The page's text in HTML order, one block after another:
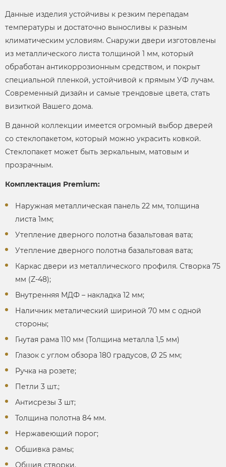
Данные изделия устойчивы к резким перепадам
температуры и достаточно выносливы к разным
климатическим условиям. Снаружи двери изготовлены
из металлического листа толщиной 1 мм, который
обработан антикоррозионным средством, и покрыт
специальной пленкой, устойчивой к прямым УФ лучам.
Современный дизайн и самые трендовые цвета, стать
визиткой Вашего дома.
В данной коллекции имеется огромный выбор дверей
со стеклопакетом, который можно украсить ковкой.
Стеклопакет может быть зеркальным, матовым и
прозрачным.
Комплектация Premium:
Наружная металлическая панель 22 мм, толщина
листа 1мм;
Утепление дверного полотна базальтовая вата;
Утепление дверного полотна базальтовая вата;
Каркас двери из металлического профиля. Створка 75
мм (Z-48);
Внутренняя МДФ – накладка 12 мм;
Наличник металический шириной 70 мм с одной
стороны;
Гнутая рама 110 мм (Толщина металла 1,5 мм)
Глазок с углом обзора 180 градусов, Ø 25 мм;
Ручка на розете;
Петли 3 шт.;
Антисрезы 3 шт;
Толщина полотна 84 мм.
Нержавеющий порог;
Обшивка рамы;
Обшив створки.